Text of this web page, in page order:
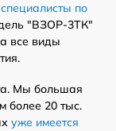
специалисты по
"ВЗОР-3ТК"
все виды
Мы большая
более 20 тыс.
уже имеется